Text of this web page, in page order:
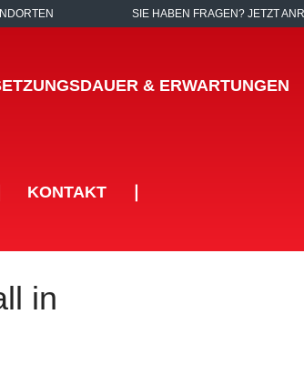
SIE HABEN FRAGEN? JETZT
& ERWARTUNGEN
KONTAKT
in